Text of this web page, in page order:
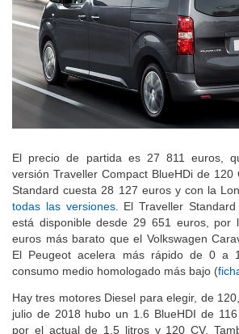
El precio de partida es 27 811 euros,
versión Traveller Compact BlueHDi de 120
Standard cuesta 28 127 euros y con la
todas las versiones. El Traveller
está disponible desde 29 651 euros, por
euros más barato que el Volkswagen
El Peugeot acelera más rápido de 0 a
Hay tres motores Diesel para elegir, de
julio de 2018 hubo un 1.6 BlueHDI de